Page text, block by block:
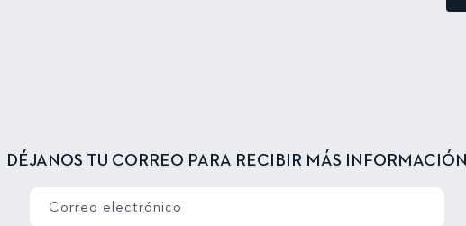
DÉJANOS TU CORREO PARA RECIBIR MÁS INFORMACIÓN
Correo electrónico